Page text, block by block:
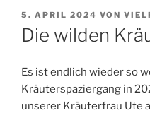
VERÖFFENTLICHT
AM
5. APRIL 2024 VON
Die wilden
Es ist endlich wieder so
Kräuterspaziergang in
unserer Kräuterfrau Ute